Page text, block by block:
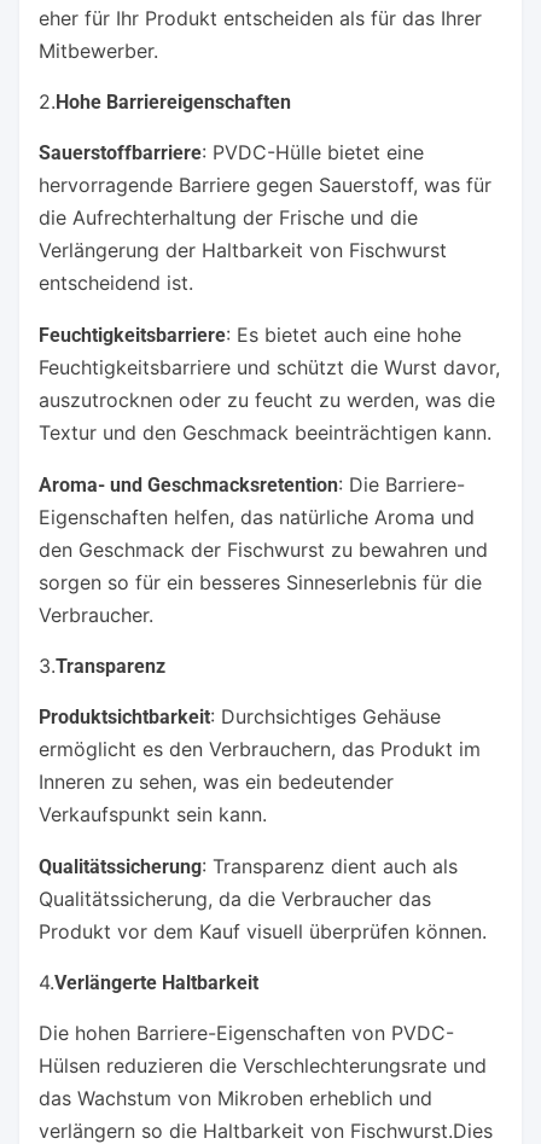
eher für Ihr Produkt entscheiden als für das Ihrer
Mitbewerber.
2. Hohe Barriereigenschaften
Sauerstoffbarriere: PVDC-Hülle bietet eine
hervorragende Barriere gegen Sauerstoff, was für
die Aufrechterhaltung der Frische und die
Verlängerung der Haltbarkeit von Fischwurst
entscheidend ist.
Feuchtigkeitsbarriere: Es bietet auch eine hohe
Feuchtigkeitsbarriere und schützt die Wurst davor,
auszutrocknen oder zu feucht zu werden, was die
Textur und den Geschmack beeinträchtigen kann.
Aroma- und Geschmacksretention: Die Barriere-
Eigenschaften helfen, das natürliche Aroma und
den Geschmack der Fischwurst zu bewahren und
sorgen so für ein besseres Sinneserlebnis für die
Verbraucher.
3.Transparenz
Produktsichtbarkeit: Durchsichtiges Gehäuse
ermöglicht es den Verbrauchern, das Produkt im
Inneren zu sehen, was ein bedeutender
Verkaufspunkt sein kann.
Qualitätssicherung: Transparenz dient auch als
Qualitätssicherung, da die Verbraucher das
Produkt vor dem Kauf visuell überprüfen können.
4.Verlängerte Haltbarkeit
Die hohen Barriere-Eigenschaften von PVDC-
Hülsen reduzieren die Verschlechterungsrate und
das Wachstum von Mikroben erheblich und
verlängern so die Haltbarkeit von Fischwurst.Dies